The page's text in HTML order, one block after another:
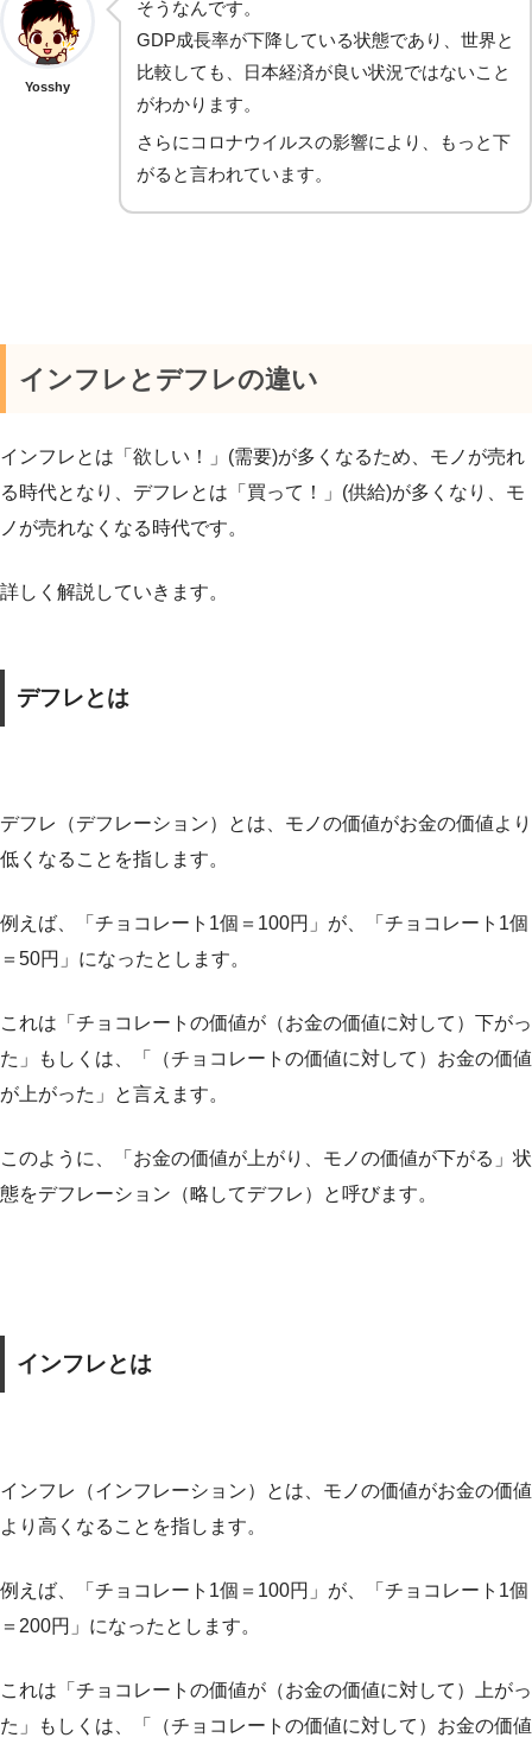
Yosshy
そうなんです。
GDP成長率が下降している状態であり、世界と
比較しても、日本経済が良い状況ではないこと
がわかります。
さらにコロナウイルスの影響により、もっと下
がると言われています。
インフレとデフレの違い
インフレとは「欲しい！」(需要)が多くなるため、モノが売れ
る時代となり、デフレとは「買って！」(供給)が多くなり、モ
ノが売れなくなる時代です。
詳しく解説していきます。
デフレとは
デフレ（デフレーション）とは、モノの価値がお金の価値より
低くなることを指します。
例えば、「チョコレート1個＝100円」が、「チョコレート1個
＝50円」になったとします。
これは「チョコレートの価値が（お金の価値に対して）下がっ
た」もしくは、「（チョコレートの価値に対して）お金の価値
が上がった」と言えます。
このように、「 お金の価値が上がり、モノの価値が下がる 」状
態をデフレーション（略してデフレ）と呼びます。
インフレとは
インフレ（インフレーション）とは、モノの価値がお金の価値
より高くなることを指します。
例えば、「チョコレート1個＝100円」が、「チョコレート1個
＝200円」になったとします。
これは「チョコレートの価値が（お金の価値に対して）上がっ
た」もしくは、「（チョコレートの価値に対して）お金の価値